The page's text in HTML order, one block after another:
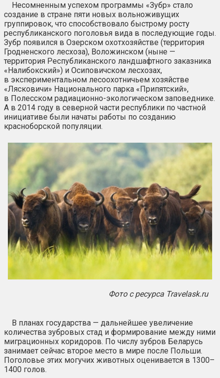
Несомненным успехом программы «Зубр» стало
создание в стране пяти новых вольноживущих
группировок, что способствовало быстрому росту
республиканского поголовья вида в последующие годы.
Зубр появился в Озерском охотхозяйстве (территория
Гродненского лесхоза), Воложинском (ныне —
территория Республиканского ландшафтного заказника
«Налибокский») и Осиповичском лесхозах,
в экспериментальном лесоохотничьем хозяйстве
«Лясковичи» Национального парка «Припятский»,
в Полесском радиационно-экологическом заповеднике.
А в 2014 году в северной части республики по частной
инициативе были начаты работы по созданию
красноборской популяции.
Фото с ресурса Travelask.ru
В планах государства — дальнейшее увеличение
количества зубровых стад и формирование между ними
миграционных коридоров. По числу зубров Беларусь
занимает сейчас второе место в мире после Польши.
Поголовье этих могучих животных оценивается в 1300–
1400 голов.